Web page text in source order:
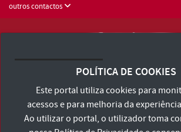
outros contactos
Consulte os Termos e Condições e Política
Declaração de Acessibilidade
POLÍTICA DE COOKIES
Este portal utiliza cookies para
acessos e para melhoria da
Ao utilizar o portal, o utilizador toma